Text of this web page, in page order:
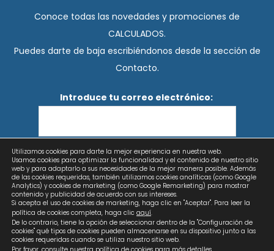
Conoce todas las novedades y promociones de
CALCULADOS.
Puedes darte de baja escribiéndonos desde la sección de
Contacto.
Introduce tu correo electrónico:
He leído y acepto los términos y condiciones
Utilizamos cookies para darte la mejor experiencia en nuestra web.
Usamos cookies para optimizar la funcionalidad y el contenido de nuestro sitio
web y para adaptarlo a sus necesidades de la mejor manera posible. Además
de las cookies requeridas, también utilizamos cookies analíticas (como Google
Analytics) y cookies de marketing (como Google Remarketing) para mostrar
contenido y publicidad de acuerdo con sus intereses.
Si acepta el uso de cookies de marketing, haga clic en "Aceptar". Para leer la
política de cookies completa, haga clic aquí.
De lo contrario, tiene la opción de seleccionar dentro de la "Configuración de
cookies" qué tipos de cookies pueden almacenarse en su dispositivo junto a las
cookies requeridas cuando se utiliza nuestro sitio web.